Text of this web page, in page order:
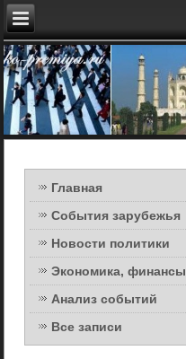
Главная
События зарубежья
Новости политики
Экономика, финансы
Анализ событий
Все записи